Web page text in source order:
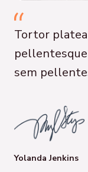
Tortor
sem
Yolanda Jenkins